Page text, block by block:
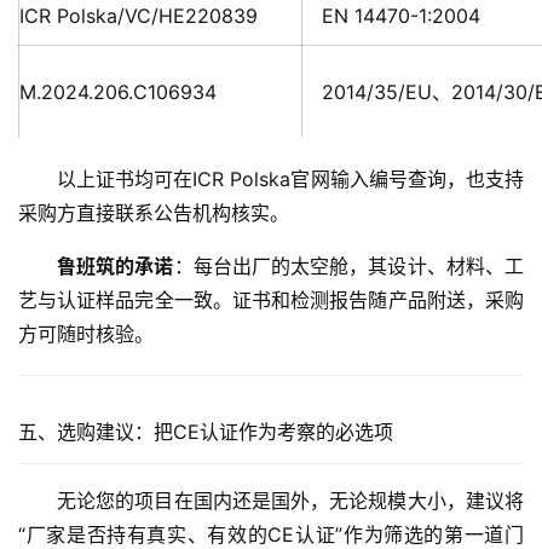
尚
康
关
我
们
我
ICR Polska/VC/HE220839 EN 14470-1:2004
M.2024.206.C106934 2014/35/EU、2014/30/
以上证书均可在ICR Polska官网输入编号查询，也支持
采购方直接联系公告机构核实。
鲁班筑的承诺 ：每台出厂的太空舱，其设计、材料、工
艺与认证样品完全一致。证书和检测报告随产品附送，采购
方可随时核验。
五、选购建议：把CE认证作为考察的必选项
无论您的项目在国内还是国外，无论规模大小，建议将
“厂家是否持有真实、有效的CE认证”作为筛选的第一道门